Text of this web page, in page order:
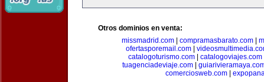
Otros dominios en venta:
missmadrid.com| compramasbarato.com|
ofertasporemail.com
catalogoturismo.com
catalogoviajes.com
tuagenciadeviaje.com|
comerciosweb.com